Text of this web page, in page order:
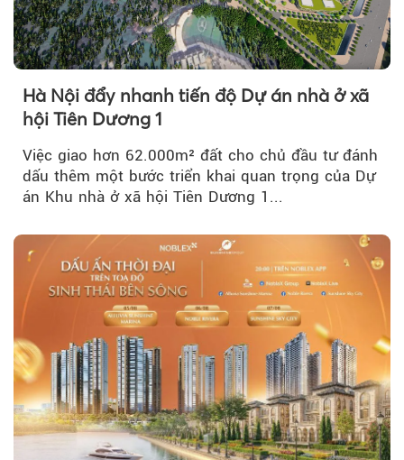
Hà Nội đẩy nhanh tiến độ Dự án nhà ở xã
hội Tiên Dương 1
Việc giao hơn 62.000m² đất cho chủ đầu tư đánh
dấu thêm một bước triển khai quan trọng của Dự
án Khu nhà ở xã hội Tiên Dương 1...